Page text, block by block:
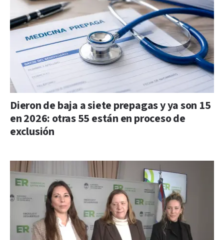
Dieron de baja a siete prepagas y ya son 15
en 2026: otras 55 están en proceso de
exclusión